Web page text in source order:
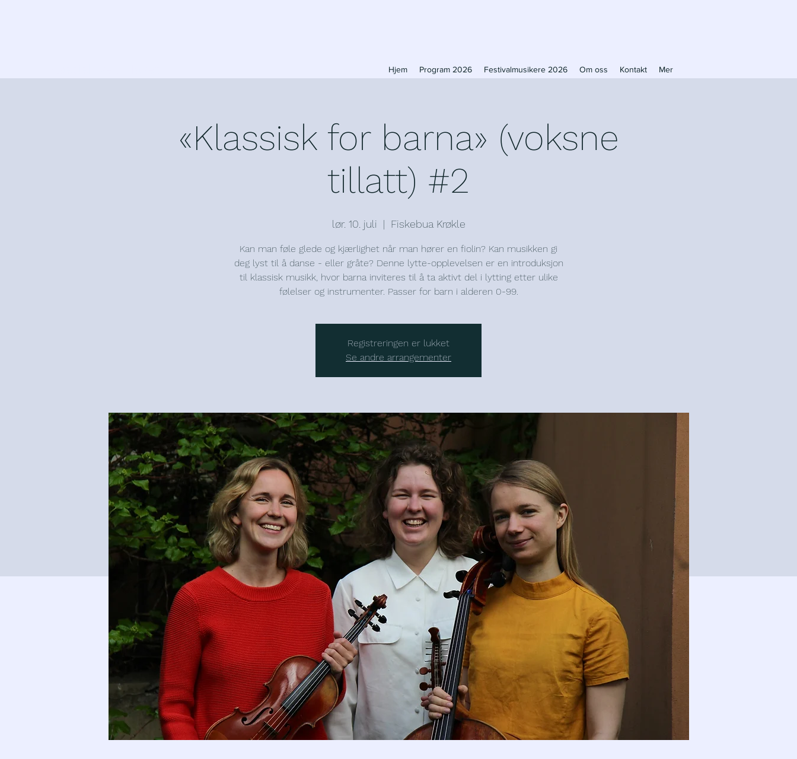
Hjem Program 2026 Festivalmusikere 2026 Om oss Kontakt Mer
«Klassisk for barna» (voksne
tillatt) #2
lør. 10. juli
  |
Fiskebua Krøkle
Kan man føle glede og kjærlighet når man hører en fiolin? Kan musikken gi
deg lyst til å danse - eller gråte? Denne lytte-opplevelsen er en introduksjon
til klassisk musikk, hvor barna inviteres til å ta aktivt del i lytting etter ulike
følelser og instrumenter. Passer for barn i alderen 0-99.
Registreringen er lukket
Se andre arrangementer